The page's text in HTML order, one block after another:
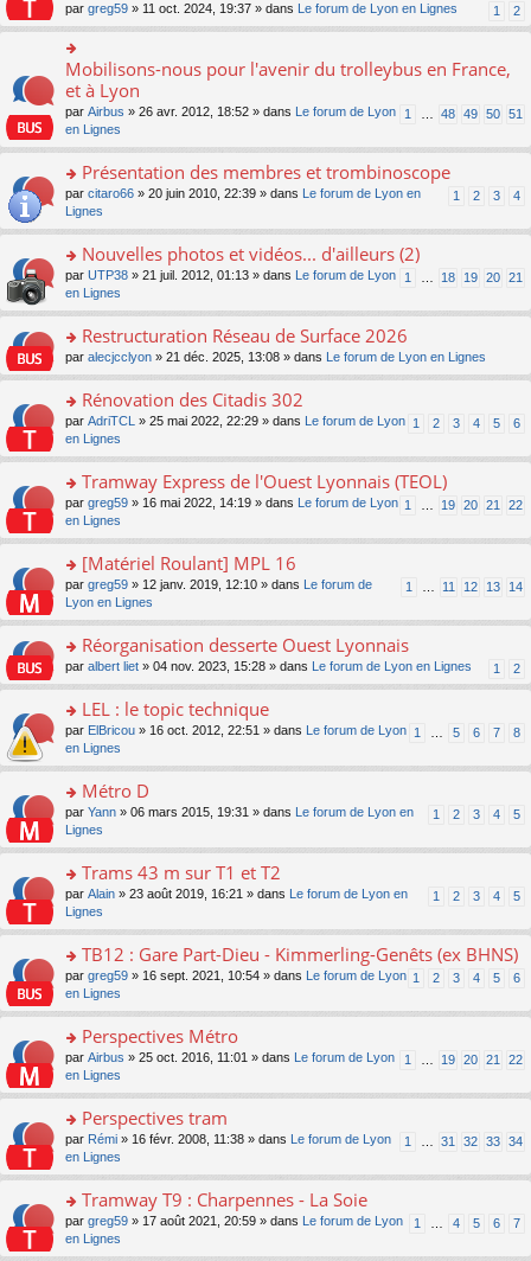
ult
er
le
m
e
s
s
e
n
o
n
lu
pl
s
ré
c
e
1 2
par greg59 » 11 oct. 2024, 19:37 » dans Le forum de Lyon en Lignes
o
n
ult
le
m
e
s
s
g
e
n
o
n
lu
u
s
ré
c
e
Mobilisons-nous pour l'avenir du trolleybus en France,
et à Lyon
1 48 49 50 51
par Airbus » 26 avr. 2012, 18:52 » dans
Le forum de Lyon
en Lignes
o
s
er
le
m
e
s
s
e
n
o
n
lu
pl
ré
c
nt
Présentation des membres et trombinoscope
1 2 3 4
par citaro66 » 20 juin 2010, 22:39 » dans
Le forum de Lyon en
Lignes
o
n
s
er
le
m
e
s
s
e
n
o
n
lu
pl
ré
c
e
Nouvelles photos et vidéos... d'ailleurs (2)
1 18 19 20 21
par UTP38 » 21 juil. 2012, 01:13 » dans
Le forum de Lyon
en Lignes
o
n
ult
er
le
m
e
s
s
e
n
o
n
lu
pl
s
ré
c
e
Restructuration Réseau de Surface 2026
par alecjcclyon » 21 déc. 2025, 13:08 » dans Le forum de Lyon en Lignes
o
n
s
er
le
m
e
s
s
a
n
o
n
lu
pl
ré
c
nt
Rénovation des Citadis 302
1 2 3 4 5 6
par AdriTCL » 25 mai 2022, 22:29 » dans
Le forum de Lyon
en Lignes
o
n
s
er
le
m
e
s
s
e
n
o
n
lu
pl
ré
c
nt
Tramway Express de l'Ouest Lyonnais (TEOL)
1 19 20 21 22
par greg59 » 16 mai 2022, 14:19 » dans
Le forum de Lyon
en Lignes
o
s
er
le
m
e
s
s
e
n
o
n
lu
pl
ré
c
e
nt
[Matériel Roulant] MPL 16
1 11 12 13 14
par greg59 » 12 janv. 2019, 12:10 » dans
Le forum de
Lyon en Lignes
o
n
ult
er
le
m
e
s
s
e
n
o
n
lu
pl
ré
c
e
nt
Réorganisation desserte Ouest Lyonnais
1 2
par albert liet » 04 nov. 2023, 15:28 » dans Le forum de Lyon en Lignes
o
n
s
er
le
m
e
s
s
a
n
o
n
lu
le
u
c
e
nt
LEL : le topic technique
1 5 6 7 8
par ElBricou » 16 oct. 2012, 22:51 » dans
Le forum de Lyon
en Lignes
o
s
er
le
m
e
s
s
a
n
o
n
lu
le
u
c
e
nt
Métro D
1 2 3 4 5
par Yann » 06 mars 2015, 19:31 » dans
Le forum de Lyon en
Lignes
o
s
er
le
m
e
s
s
a
n
o
n
lu
le
u
Trams 43 m sur T1 et T2
1 2 3 4 5
par Alain » 23 août 2019, 16:21 » dans
Le forum de Lyon en
Lignes
o
n
s
er
le
m
e
s
s
a
n
o
n
TB12 : Gare Part-Dieu - Kimmerling-Genêts (ex BHNS)
1 2 3 4 5 6
par greg59 » 16 sept. 2021, 10:54 » dans
Le forum de Lyon
en Lignes
o
n
s
er
le
m
e
s
s
a
Perspectives Métro
1 19 20 21 22
par Airbus » 25 oct. 2016, 11:01 » dans
Le forum de Lyon
en Lignes
o
n
s
er
le
m
Perspectives tram
1 31 32 33 34
par Rémi » 16 févr. 2008, 11:38 » dans
Le forum de Lyon
en Lignes
o
n
s
Tramway T9 : Charpennes - La Soie
1 4 5 6 7
par greg59 » 17 août 2021, 20:59 » dans
Le forum de Lyon
en Lignes